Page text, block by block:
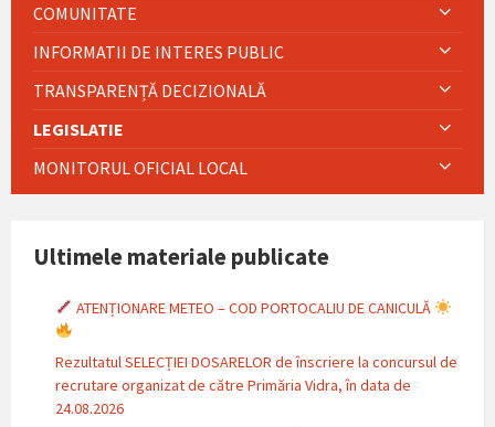
COMUNITATE
INFORMATII DE INTERES PUBLIC
TRANSPARENȚĂ DECIZIONALĂ
LEGISLATIE
MONITORUL OFICIAL LOCAL
Ultimele materiale publicate
ATENȚIONARE METEO – COD PORTOCALIU DE CANICULĂ
Rezultatul SELECȚIEI DOSARELOR de înscriere la concursul de
recrutare organizat de către Primăria Vidra, în data de
24.08.2026